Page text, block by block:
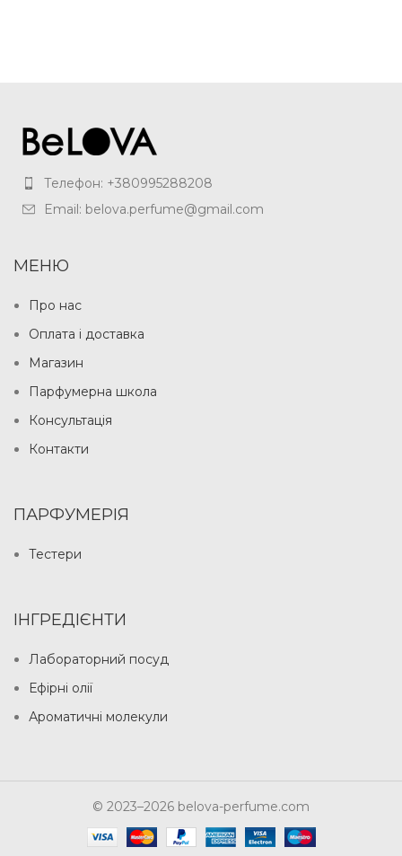
Телефон: +380995288208
Email: belova.perfume@gmail.com
МЕНЮ
Про нас
Оплата і доставка
Магазин
Парфумерна школа
Консультація
Контакти
ПАРФУМЕРІЯ
Тестери
ІНГРЕДІЄНТИ
Лабораторний посуд
Ефірні олії
Ароматичні молекули
© 2023–2026 belova-perfume.com